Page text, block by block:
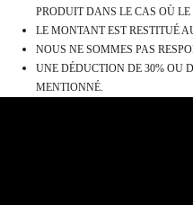
PRODUIT DANS LE CAS OÙ
LE MONTANT EST RESTITUÉ
NOUS NE SOMMES PAS
UNE DÉDUCTION DE 30% OU
MENTIONNÉ.